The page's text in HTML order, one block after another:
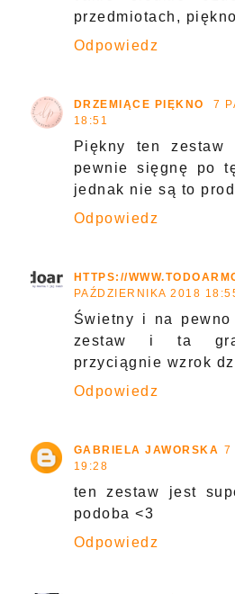
przedmiotach,
Odpowiedz
DRZEMIĄCE PIĘKNO
7
18:51
Piękny ten zestaw
pewnie sięgnę po
jednak nie są to
Odpowiedz
HTTPS://
PAŹDZIERNIKA 2018
Świetny i na
zestaw i ta
przyciągnie wzrok
Odpowiedz
GABRIELA JAWORSKA 7
19:28
ten zestaw jest
podoba <3
Odpowiedz